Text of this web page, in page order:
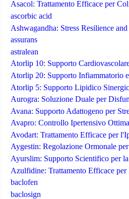
Asacol: Trattamento Efficace per
ascorbic acid
Ashwagandha: Stress Resilience
assurans
astralean
Atorlip 10: Supporto
Atorlip 20: Supporto Infiammatorio
Atorlip 5: Supporto Lipidico
Aurogra: Soluzione Duale per
Avana: Supporto Adattogeno per
Avapro: Controllo Ipertensivo
Avodart: Trattamento Efficace per
Aygestin: Regolazione Ormonale
Ayurslim: Supporto Scientifico per
Azulfidine: Trattamento Efficace
baclofen
baclosign